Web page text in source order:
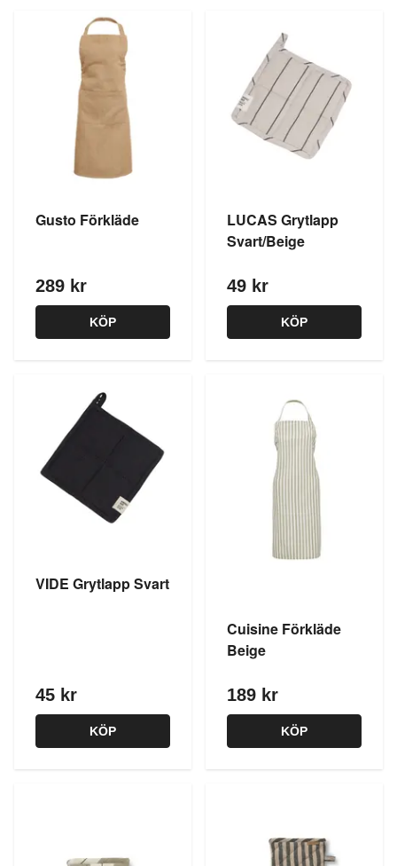
Gusto Förkläde
289 kr
KÖP
LUCAS Grytlapp
Svart/Beige
49 kr
KÖP
VIDE Grytlapp Svart
45 kr
KÖP
Cuisine Förkläde
Beige
189 kr
KÖP